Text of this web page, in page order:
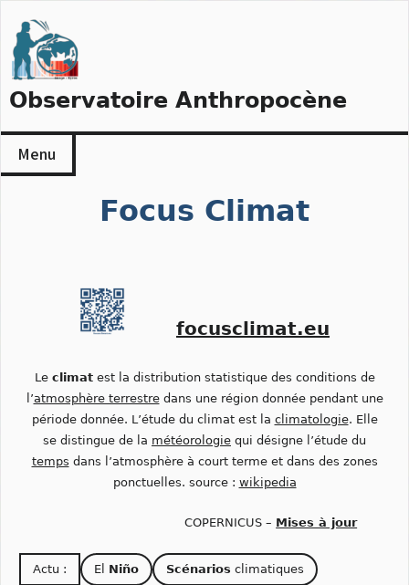
to
content
Observatoire Anthropocène
Menu
Focus Climat
focusclimat.eu
Le climatest la distribution statistique des conditions de
l’atmosphère terrestredans une région donnée pendant une
période donnée. L’étude du climat est la climatologie. Elle
se distingue de la météorologie qui désigne l’étude du
temps dans l’atmosphère à court terme et dans des zones
ponctuelles. source : wikipedia
COPERNICUS – Mises à jour
Actu : El Niño Scénarios climatiques